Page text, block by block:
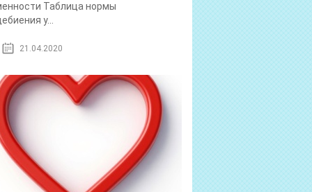
Таблица нормы
у...
21.04.2020